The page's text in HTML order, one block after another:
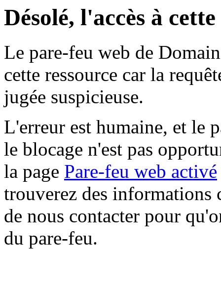
Désolé, l'accès à
Le pare-feu web de
cette ressource car la
jugée suspicieuse.
L'erreur est humaine, et le
le blocage n'est pas
la page Pare-feu web activé
trouverez des informations
de nous contacter pour
du pare-feu.